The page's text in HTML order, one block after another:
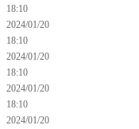
18:10
2024/01/20
18:10
2024/01/20
18:10
2024/01/20
18:10
2024/01/20